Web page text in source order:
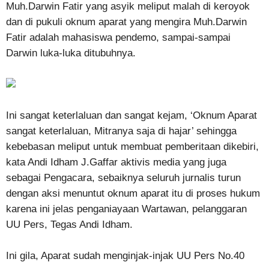
Muh.Darwin Fatir yang asyik meliput malah di keroyok
dan di pukuli oknum aparat yang mengira Muh.Darwin
Fatir adalah mahasiswa pendemo, sampai-sampai
Darwin luka-luka ditubuhnya.
Ini sangat keterlaluan dan sangat kejam, ‘Oknum Aparat
sangat keterlaluan, Mitranya saja di hajar’ sehingga
kebebasan meliput untuk membuat pemberitaan dikebiri,
kata Andi Idham J.Gaffar aktivis media yang juga
sebagai Pengacara, sebaiknya seluruh jurnalis turun
dengan aksi menuntut oknum aparat itu di proses hukum
karena ini jelas penganiayaan Wartawan, pelanggaran
UU Pers, Tegas Andi Idham.
Ini gila, Aparat sudah menginjak-injak UU Pers No.40